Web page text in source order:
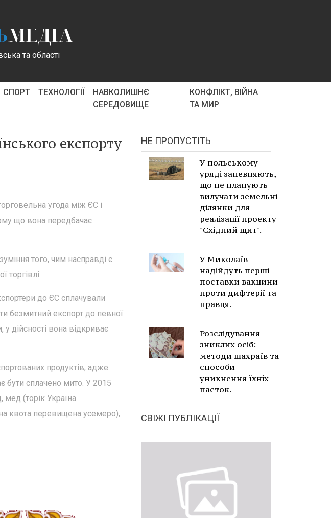
МЕДІА
та області
СПОРТ ТЕХНОЛОГІЇ
НАВКОЛИШНЄ
СЕРЕДОВИЩЕ
КОНФЛІКТ, ВІЙНА
ТА МИР
експорту
угода між ЄС і
що вона передбачає
того, чим насправді є
торгівлі.
до ЄС сплачували
безмитний експорт до певної
дійсності вона відкриває
продуктів, адже
бути сплачено мито. У 2015
(торік Україна
квота перевищена усемеро),
НЕ ПРОПУСТІТЬ
У польському
уряді запевняють,
що не планують
вилучати земельні
ділянки для
реалізації проекту
"Східний щит".
У Миколаїв
надійдуть перші
поставки вакцини
проти дифтерії та
правця.
Розслідування
зниклих осіб:
методи шахраїв та
способи
уникнення їхніх
пасток.
СВІЖІ ПУБЛІКАЦІЇ